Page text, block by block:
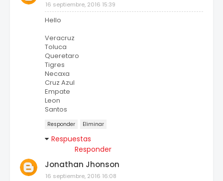
16 septiembre, 2016 15:39
Hello
Veracruz
Toluca
Queretaro
Tigres
Necaxa
Cruz Azul
Empate
Leon
Santos
Responder Eliminar
Respuestas
Responder
Jonathan Jhonson
16 septiembre, 2016 16:08